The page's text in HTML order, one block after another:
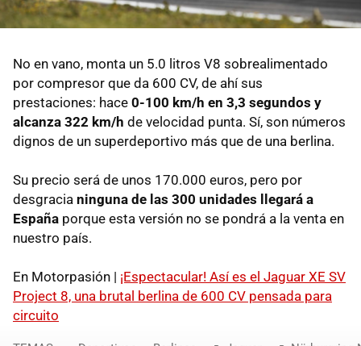
No en vano, monta un 5.0 litros V8 sobrealimentado
por compresor que da 600 CV, de ahí sus
prestaciones: hace 0-100 km/h en 3,3 segundos y
alcanza 322 km/h de velocidad punta. Sí, son números
dignos de un superdeportivo más que de una berlina.
Su precio será de unos 170.000 euros, pero por
desgracia ninguna de las 300 unidades llegará a
España porque esta versión no se pondrá a la venta en
nuestro país.
En Motorpasión | ¡Espectacular! Así es el Jaguar XE SV
Project 8, una brutal berlina de 600 CV pensada para
circuito